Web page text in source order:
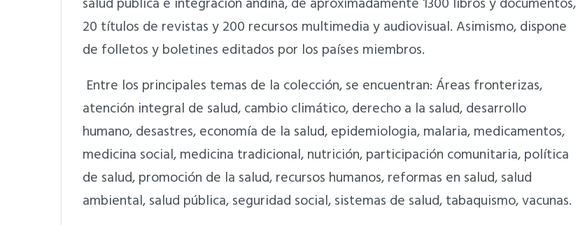
20 títulos de revistas y 200 recursos multimedia y audiovisual. Asimismo, dispone
de folletos y boletines editados por los países miembros.
Entre los principales temas de la colección, se encuentran: Áreas fronterizas,
atención integral de salud, cambio climático, derecho a la salud, desarrollo
humano, desastres, economía de la salud, epidemiologia, malaria, medicamentos,
medicina social, medicina tradicional, nutrición, participación comunitaria, política
de salud, promoción de la salud, recursos humanos, reformas en salud, salud
ambiental, salud pública, seguridad social, sistemas de salud, tabaquismo, vacunas.